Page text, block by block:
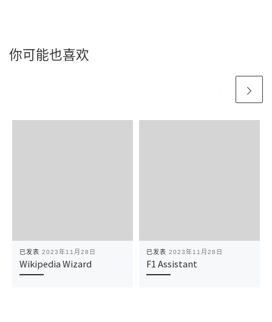
你可能也喜欢
已发表 2023年11月28日
Wikipedia Wizard
已发表 2023年11月28日
F1 Assistant